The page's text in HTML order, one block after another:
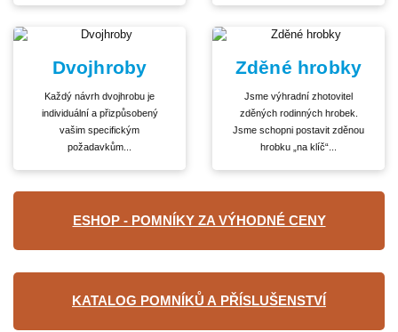
Dvojhroby
Každý návrh dvojhrobu je
individuální a přizpůsobený
vašim specifickým
požadavkům...
Zděné hrobky
Jsme výhradní zhotovitel
zděných rodinných hrobek.
Jsme schopni postavit zděnou
hrobku „na klíč“...
ESHOP - POMNÍKY ZA VÝHODNÉ CENY
KATALOG POMNÍKŮ A PŘÍSLUŠENSTVÍ